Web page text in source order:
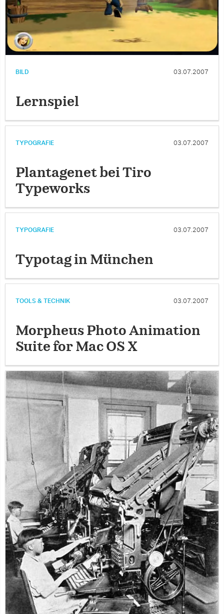
BILD 03.07.2007
Lernspiel
TYPOGRAFIE 03.07.2007
Plantagenet bei Tiro
Typeworks
TYPOGRAFIE 03.07.2007
Typotag in München
TOOLS & TECHNIK 03.07.2007
Morpheus Photo Animation
Suite for Mac OS X